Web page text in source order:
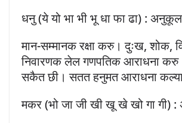
धनु (ये यो भा भी भू धा फा ढा) :
मान-सम्मानक रक्षा करु। दुःख, शोक,
निवारणक लेल गणपतिक आराधना
सकैत छी। सतत हनुमत आराधना
मकर (भो जा जी खी खू खे खो गा गी)